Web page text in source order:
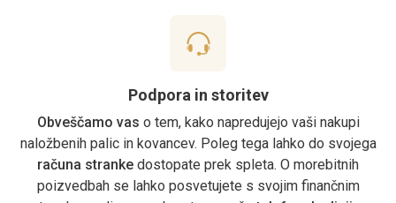
Podpora in storitev
Obveščamo vas o tem, kako napredujejo vaši nakupi
naložbenih palic in kovancev. Poleg tega lahko do svojega
računa stranke dostopate prek spleta. O morebitnih
poizvedbah se lahko posvetujete s svojim finančnim